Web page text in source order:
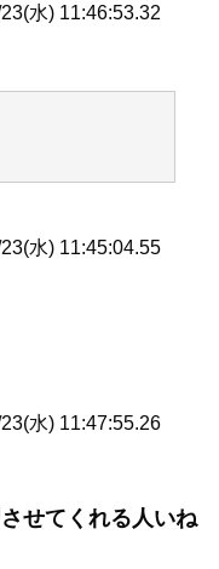
水) 11:46:53.32
水) 11:45:04.55
水) 11:47:55.26
せてくれる人いね